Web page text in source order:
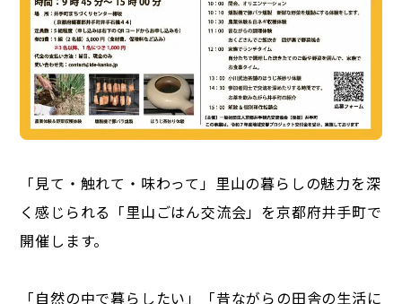
「見て・触れて・味わって」里山の暮らしの魅力を深
く感じられる「里山ごはん交流会」を京都府井手町で
開催します。
「自然の中で暮らしたい」「昔ながらの田舎の生活に